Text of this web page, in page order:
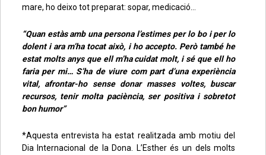
mare, ho deixo tot preparat: sopar, medicació…
“Quan estàs amb una persona l’estimes per lo bo i per lo
dolent i ara m’ha tocat això, i ho accepto. Però també he
estat molts anys que ell m’ha cuidat molt, i sé que ell ho
faria per mi… S’ha de viure com part d’una experiència
vital, afrontar-ho sense donar masses voltes, buscar
recursos, tenir molta paciència, ser positiva i sobretot
bon humor”
*Aquesta entrevista ha estat realitzada amb motiu del
Dia Internacional de la Dona. L’Esther és un dels molts